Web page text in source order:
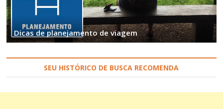
Dicas de planejamento de viagem
SEU HISTÓRICO DE BUSCA RECOMENDA